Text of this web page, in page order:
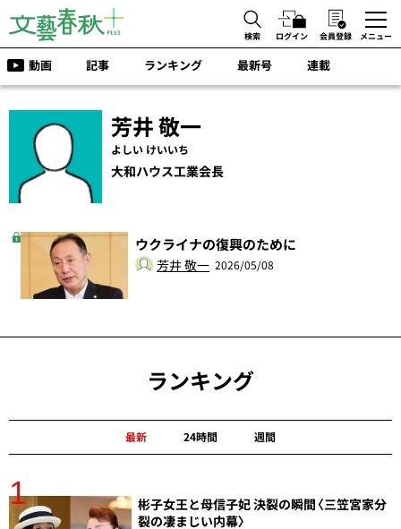
検索 ログイン 会員登録 メニュー
動画 記事 ランキング 最新号 連載
芳井 敬一
よしい けいいち
大和ハウス工業会長
ウクライナの復興のために
芳井 敬一 2026/05/08
ランキング
最新 24時間 週間
1
彬子女王と母信子妃 決裂の瞬間〈三笠宮家分
裂の凄まじい内幕〉